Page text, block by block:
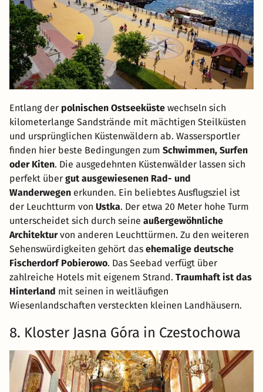
Entlang der polnischen Ostseeküste wechseln sich
kilometerlange Sandstrände mit mächtigen Steilküsten
und ursprünglichen Küstenwäldern ab. Wassersportler
finden hier beste Bedingungen zum Schwimmen, Surfen
oder Kiten. Die ausgedehnten Küstenwälder lassen sich
perfekt über gut ausgewiesenen Rad- und
Wanderwegen erkunden. Ein beliebtes Ausflugsziel ist
der Leuchtturm von Ustka. Der etwa 20 Meter hohe Turm
unterscheidet sich durch seine außergewöhnliche
Architekturvon anderen Leuchttürmen. Zu den weiteren
Sehenswürdigkeiten gehört das ehemalige deutsche
Fischerdorf Pobierowo. Das Seebad verfügt über
zahlreiche Hotels mit eigenem Strand. Traumhaft ist das
Hinterland mit seinen in weitläufigen
Wiesenlandschaften versteckten kleinen Landhäusern.
8. Kloster Jasna Góra in Czestochowa